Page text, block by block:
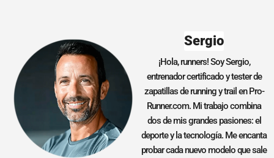
Sergio
¡Hola, runners! Soy Sergio,
entrenador certificado y tester de
zapatillas de running y trail en Pro-
Runner.com. Mi trabajo combina
dos de mis grandes pasiones: el
deporte y la tecnología. Me encanta
probar cada nuevo modelo que sale